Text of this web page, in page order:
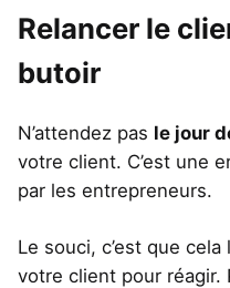
Relancer le
butoir
N’attendez pas le jour
votre client. C’est une
par les entrepreneurs.
Le souci, c’est que
votre client pour